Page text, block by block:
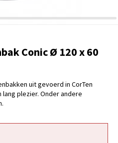
Conic Ø 120 x 60
uit gevoerd in CorTen
plezier. Onder andere